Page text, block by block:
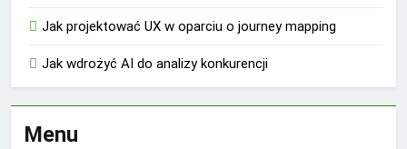
Jak projektować UX w oparciu o journey mapping
Jak wdrożyć AI do analizy konkurencji
Menu